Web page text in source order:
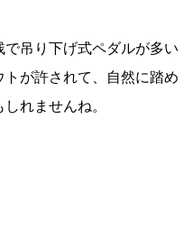
吊り下げ式ペダルが多い
が許されて、自然に踏め
れませんね。